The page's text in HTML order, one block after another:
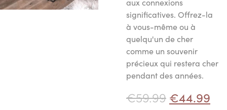
significatives. Offrez-la
à vous-même ou à
quelqu'un de cher
comme un souvenir
précieux qui restera cher
pendant des années.
€59.99 €44.99